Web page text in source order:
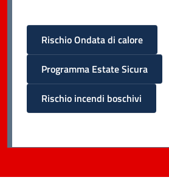
Rischio Ondata di calore
Programma Estate Sicura
Rischio incendi boschivi